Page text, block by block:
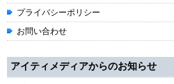
プライバシーポリシー
お問い合わせ
アイティメディアからのお知らせ